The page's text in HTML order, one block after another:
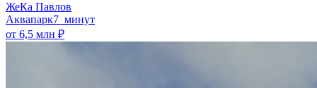
ЖеКа Павлов
Аквапарк7 минут
от 6,5 млн ₽